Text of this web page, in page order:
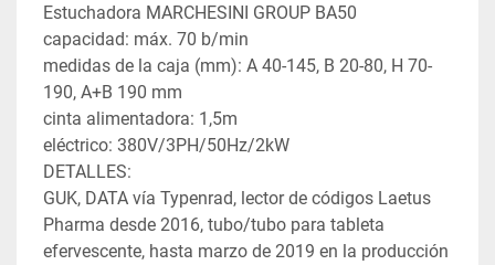
Estuchadora MARCHESINI GROUP BA50
capacidad: máx. 70 b/min
medidas de la caja (mm): A 40-145, B 20-80, H 70-
190, A+B 190 mm
cinta alimentadora: 1,5m
eléctrico: 380V/3PH/50Hz/2kW
DETALLES:
GUK, DATA vía Typenrad, lector de códigos Laetus
Pharma desde 2016, tubo/tubo para tableta
efervescente, hasta marzo de 2019 en la producción